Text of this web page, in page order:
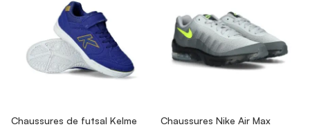
Chaussures de futsal Kelme
Chaussures Nike Air Max